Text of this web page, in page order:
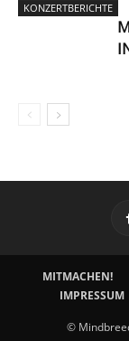
KONZERTBERICHTE
MITMACHEN!
IMPRESSUM
©